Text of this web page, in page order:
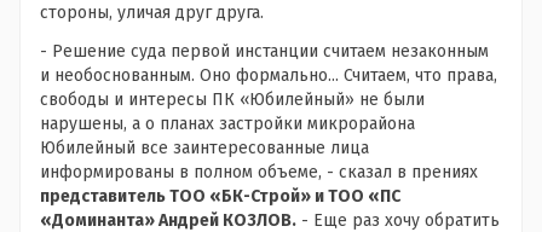
стороны, уличая друг друга.
- Решение суда первой инстанции считаем незаконным
и необоснованным. Оно формально... Считаем, что права,
свободы и интересы ПК «Юбилейный» не были
нарушены, а о планах застройки микрорайона
Юбилейный все заинтересованные лица
информированы в полном объеме, - сказал в прениях
представитель ТОО «БК-Строй» и ТОО «ПС
«Доминанта» Андрей КОЗЛОВ. - Еще раз хочу обратить